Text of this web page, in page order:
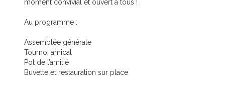
moment convivial et ouvert à tous !
Au programme :
Assemblée générale
Tournoi amical
Pot de l’amitié
Buvette et restauration sur place